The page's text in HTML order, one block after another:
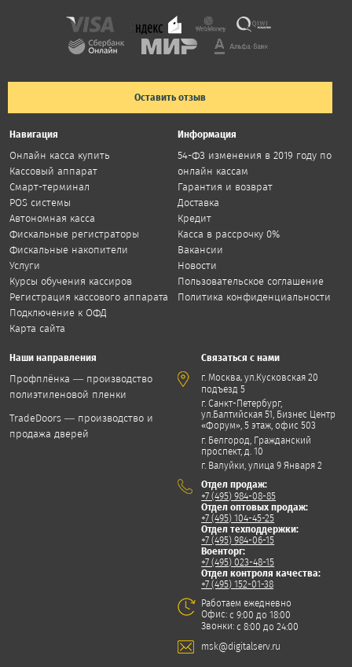
Оставить отзыв
Навигация
Онлайн касса купить
Кассовый аппарат
Смарт-терминал
POS системы
Автономная касса
Фискальные регистраторы
Фискальные накопители
Услуги
Курсы обучения кассиров
Регистрация кассового аппарата
Подключение к ОФД
Карта сайта
Информация
54-ФЗ изменения в 2019 году по
онлайн кассам
Гарантия и возврат
Доставка
Кредит
Касса в рассрочку 0%
Вакансии
Новости
Пользовательское соглашение
Политика конфиденциальности
Наши направления
Профплёнка — производство
полиэтиленовой пленки
TradeDoors — производство и
продажа дверей
Связаться с нами
г. Москва,ул.Кусковская 20
подъезд 5
г. Санкт-Петербург,
ул.Балтийская 51, Бизнес Центр
«Форум», 5 этаж, офис 503
г. Белгород, Гражданский
проспект, д. 10
г. Валуйки, улица 9 Января 2
Отдел продаж:
+7 (495) 984-08-85
Отдел оптовых продаж:
+7 (495) 104-45-25
Отдел техподдержки:
+7 (495) 984-06-15
Военторг:
+7 (495) 023-48-15
Отдел контроля качества:
+7 (495) 152-01-38
Работаем ежедневно
Офис:с 9:00 до 18:00
Звонки:с 8:00 до 24:00
msk@digitalserv.ru